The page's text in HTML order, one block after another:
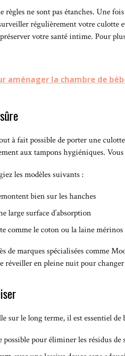
règles ne sont pas étanches. Une
régulièrement votre culotte
votre santé intime. Pour
aménager la chambre de
à fait possible de porter une
aux tampons hygiéniques.
les modèles suivants :
bien sur les hanches
large surface d’absorption
comme le coton ou la laine mérinos
de marques spécialisées comme
réveiller en pleine nuit pour
sur le long terme, il est essentiel
possible pour éliminer les résidus de